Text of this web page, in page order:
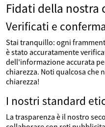
Fidati della nostra
Verificati e
Stai tranquillo: ogni
è stato accuratamente
dell'informazione accurata
chiarezza. Noti qualcosa che
chiarezza!
I nostri standard
La trasparenza è il nostro